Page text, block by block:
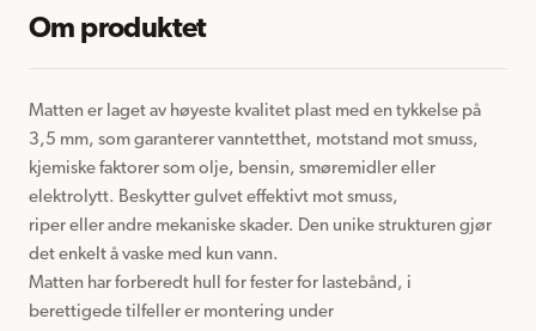
Om produktet
Matten er laget av høyeste kvalitet plast med en tykkelse på
3,5 mm, som garanterer vanntetthet, motstand mot smuss,
kjemiske faktorer som olje, bensin, smøremidler eller
elektrolytt. Beskytter gulvet effektivt mot smuss,
riper eller andre mekaniske skader. Den unike strukturen gjør
det enkelt å vaske med kun vann.
Matten har forberedt hull for fester for lastebånd, i
berettigede tilfeller er montering under